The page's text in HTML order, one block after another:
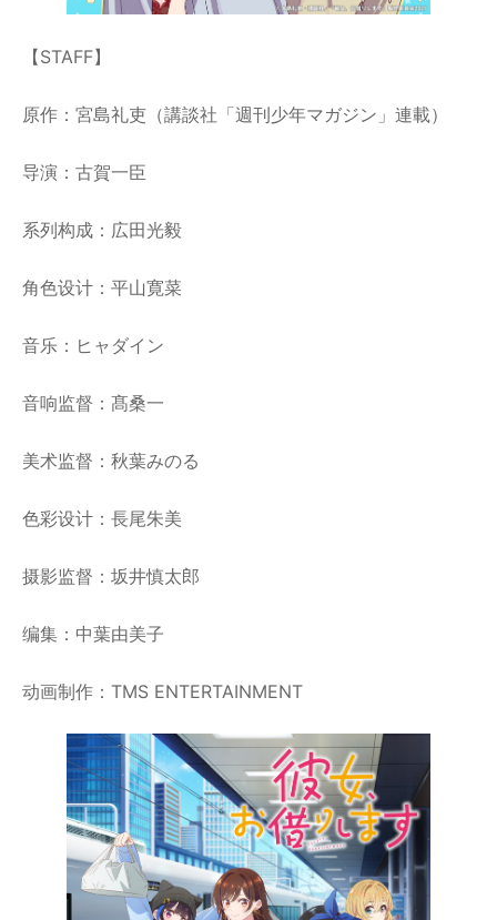
【STAFF】
原作：宮島礼吏（講談社「週刊少年マガジン」連載）
导演：古賀一臣
系列构成：広田光毅
角色设计：平山寛菜
音乐：ヒャダイン
音响监督：髙桑一
美术监督：秋葉みのる
色彩设计：長尾朱美
摄影监督：坂井慎太郎
编集：中葉由美子
动画制作：TMS ENTERTAINMENT